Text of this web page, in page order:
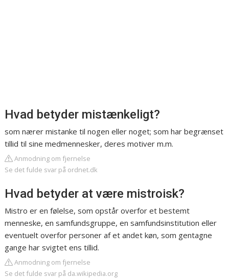
Hvad betyder mistænkeligt?
som nærer mistanke til nogen eller noget; som har begrænset
tillid til sine medmennesker, deres motiver m.m.
Anmodning om fjernelse
Se det fulde svar på ordnet.dk
Hvad betyder at være mistroisk?
Mistro er en følelse, som opstår overfor et bestemt
menneske, en samfundsgruppe, en samfundsinstitution eller
eventuelt overfor personer af et andet køn, som gentagne
gange har svigtet ens tillid.
Anmodning om fjernelse
Se det fulde svar på da.wikipedia.org